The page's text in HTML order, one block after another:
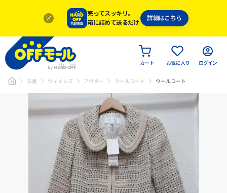
売ってスッキリ。
箱に詰めて送るだけ
詳細はこちら
カート お気に入り ログイン
古着 ウィメンズ アウター ウールコート ウールコート